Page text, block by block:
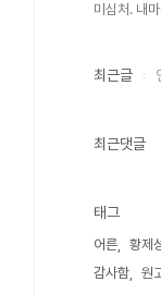
미심처. 내
최근글
최근댓글
태그
어른 황제
감사함
원